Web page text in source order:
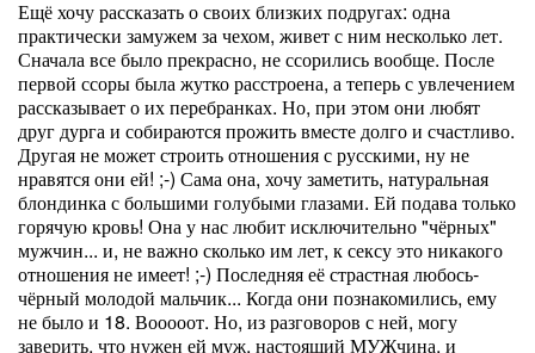
Ещё хочу рассказать о своих близких подругах: одна
практически замужем за чехом, живет с ним несколько лет.
Сначала все было прекрасно, не ссорились вообще. После
первой ссоры была жутко расстроена, а теперь с увлечением
рассказывает о их перебранках. Но, при этом они любят
друг дурга и собираются прожить вместе долго и счастливо.
Другая не может строить отношения с русскими, ну не
нравятся они ей! ;-) Сама она, хочу заметить, натуральная
блондинка с большими голубыми глазами. Ей подава только
горячую кровь! Она у нас любит исключительно "чёрных"
мужчин... и, не важно сколько им лет, к сексу это никакого
отношения не имеет! ;-) Последняя её страстная любось-
чёрный молодой мальчик... Когда они познакомились, ему
не было и 18. Вооооот. Но, из разговоров с ней, могу
заверить, что нужен ей муж, настоящий МУЖчина, и